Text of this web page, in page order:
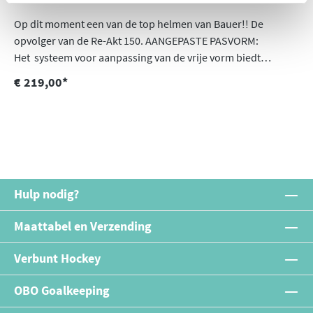
Op dit moment een van de top helmen van Bauer!! De
opvolger van de Re-Akt 150. AANGEPASTE PASVORM:
Het systeem voor aanpassing van de vrije vorm biedt
onafhankelijke aanpassing van de breedte en lengte
COMFORT: Comfort-pads voldoen aan uw hoofd voor
€ 219,00*
Hulp nodig?
Maattabel en Verzending
Verbunt Hockey
OBO Goalkeeping